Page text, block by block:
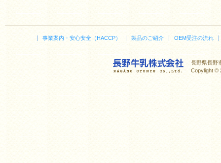
事業案内・安心安全（HACCP） 製品のご紹介 OEM受注の流れ
長野県長野
Copylight ©